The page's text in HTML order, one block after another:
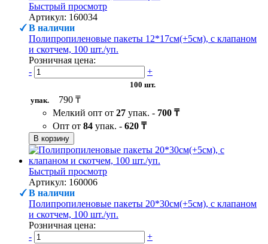
Быстрый просмотр
Артикул: 160034
В наличии
Полипропиленовые пакеты 12*17см(+5см), с клапаном
и скотчем, 100 шт./уп.
Розничная цена:
-
+
100 шт.
упак.
790 ₸
Мелкий опт от 27 упак. - 700 ₸
Опт от 84 упак. - 620 ₸
В корзину
Быстрый просмотр
Артикул: 160006
В наличии
Полипропиленовые пакеты 20*30см(+5см), с клапаном
и скотчем, 100 шт./уп.
Розничная цена:
-
+